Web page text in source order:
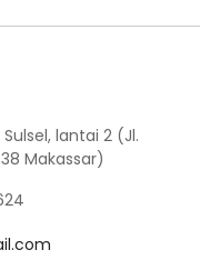
lantai 2 (Jl.
Makassar)